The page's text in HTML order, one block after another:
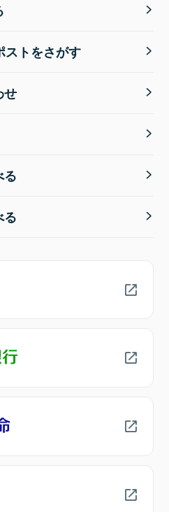
ストをさがす
せ
る
る